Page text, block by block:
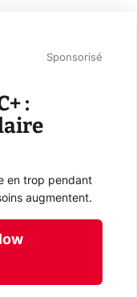
Sponsorisé
:
en trop pendant
augmentent.